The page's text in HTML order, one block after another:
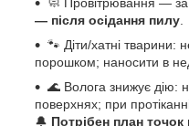
— після осідання пилу
🐾 Діти/хатні тварини:
порошком; наносити в
🌊 Волога знижує дію:
поверхнях; при
🔔 Потрібен план